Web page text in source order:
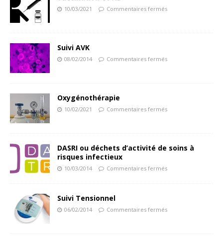
10/03/2021 Commentaires fermés
Suivi AVK
08/02/2014 Commentaires fermés
Oxygénothérapie
10/02/2021 Commentaires fermés
DASRI ou déchets d’activité de soins à
risques infectieux
10/03/2014 Commentaires fermés
Suivi Tensionnel
06/02/2014 Commentaires fermés